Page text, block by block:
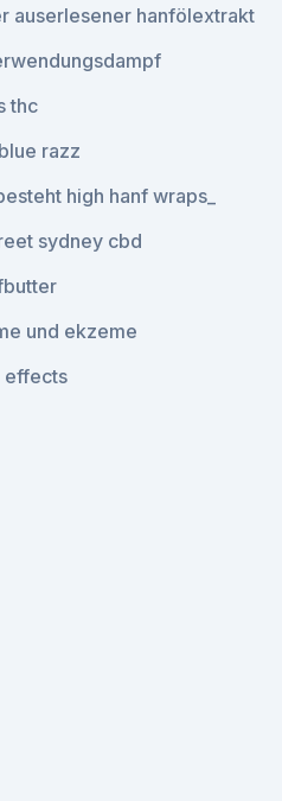
auserlesener hanfölextrakt
thc
razz
high hanf wraps_
sydney cbd
und ekzeme
effects